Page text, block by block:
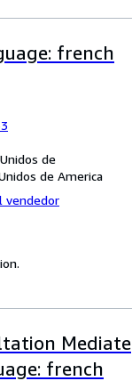
french
de
de America
vendedor
Mediate
french